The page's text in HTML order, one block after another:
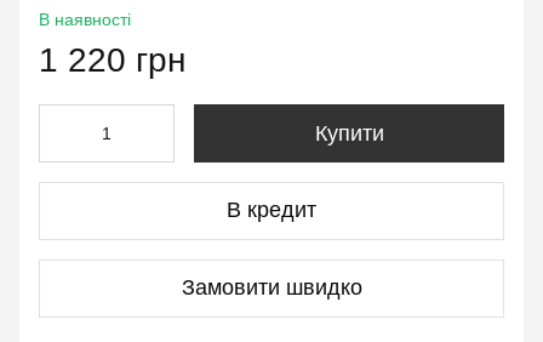
В наявності
1 220 грн
Купити
В кредит
Замовити швидко